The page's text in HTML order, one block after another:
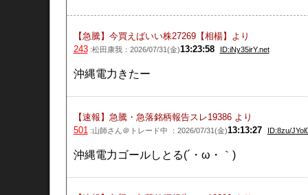
【急騰】今買えばいい株27269【相楊】 より
243:松田康我：2026/07/31(金)13:23:58 ID:iNy35irY.net
沖縄電力きたー
【速報】急騰・急落銘柄報告スレ19386 より
501 :山師さん＠トレード中 ：2026/07/31(金)13:13:27 ID:8zu/
沖縄電力ゴールしとる(´・ω・｀)